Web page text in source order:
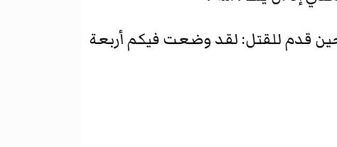
حين قدم للقتل: لقد وضعت فيكم أربعة